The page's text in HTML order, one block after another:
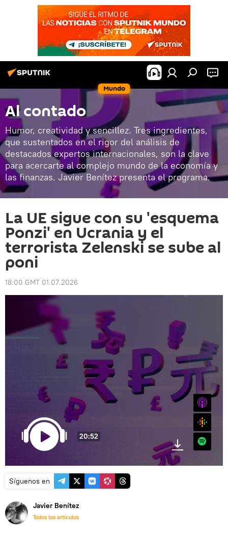
Mundo
Al contado
Humor, creatividad y sencillez. Tres ingredientes,
que sustentados en el rigor del análisis de
destacados expertos internacionales, son la clave
para acercarte al complejo mundo de la economía y
las finanzas. Javier Benítez presenta el programa.
La UE sigue con su 'esquema
Ponzi' en Ucrania y el
terrorista Zelenski se sube al
poni
18:00 GMT 01.07.2026
20:52
iTunes
Spotify
Síguenos en
Javier Benítez
Todos los artículos